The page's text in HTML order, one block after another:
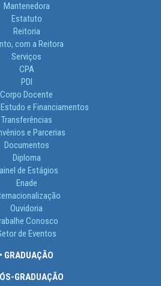
Mantenedora
Estatuto
Reitoria
com a Reitora
Serviços
CPA
PDI
Corpo Docente
e Financiamentos
Transferências
e Parcerias
Documentos
Diploma
de Estágios
Enade
Ouvidoria
Conosco
de Eventos
• GRADUAÇÃO
GRADUAÇÃO